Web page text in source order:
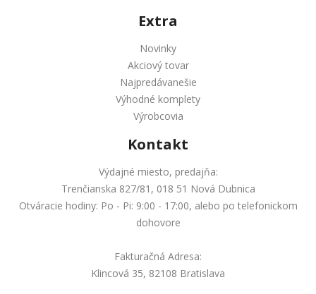
Extra
Novinky
Akciový tovar
Najpredávanešie
Výhodné komplety
Výrobcovia
Kontakt
Výdajné miesto, predajňa:
Trenčianska 827/81, 018 51 Nová Dubnica
Otváracie hodiny: Po - Pi: 9:00 - 17:00, alebo po telefonickom
dohovore
Fakturačná Adresa:
Klincová 35, 82108 Bratislava